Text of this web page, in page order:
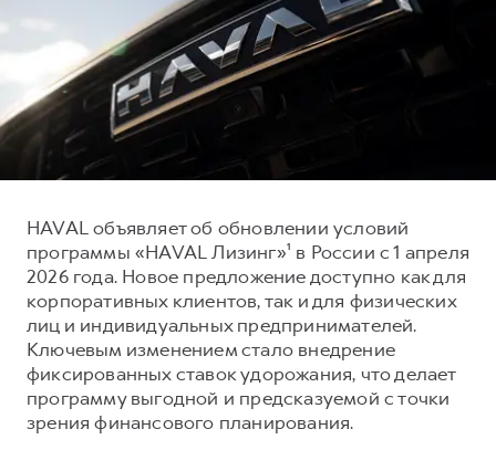
DARGO
от 3 199 000 ₽
F7
от 2 899 000 ₽ от 3 599 000 ₽
Тест-драйв
Трейд-ин
КРЕДИТ И СТРАХОВАНИЕ
Кредитный калькулятор
Кредит
КОРПОРАТИВНЫМ КЛИЕНТАМ
Для малого бизнеса
Корпоративным клиентам
Крупным корпоративным клиентам
СЕРВИСНОЕ ОБСЛУЖИВАНИЕ
Нулевое ТО
Программа «Помощь на дороге»
Регламенты технического обслуживания
Электронный ПТС
ПОДДЕРЖКА
GWM Безопасность
Гарантия HAVAL
Мобильное приложение GWM
Программа «HAVAL Защита+»
Руководства по эксплуатации
О дилере
Наша команда
Контакты
HAVAL объявляет об обновлении условий
программы «HAVAL Лизинг»¹ в России с 1 апреля
2026 года. Новое предложение доступно как для
корпоративных клиентов, так и для физических
лиц и индивидуальных предпринимателей.
Ключевым изменением стало внедрение
фиксированных ставок удорожания, что делает
программу выгодной и предсказуемой с точки
зрения финансового планирования.